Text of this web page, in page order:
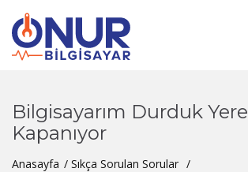
Bilgisayarım Durduk Yere
Kapanıyor
Anasayfa
Sıkça Sorulan Sorular